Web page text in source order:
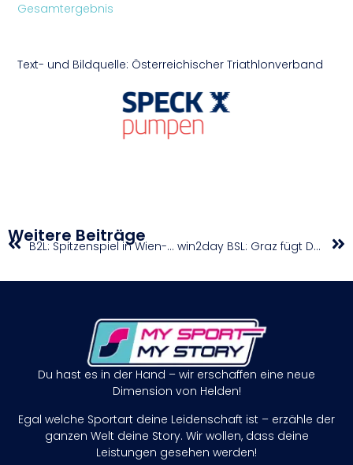
Gesamtergebnis
Text- und Bildquelle: Österreichischer Triathlonverband
Weitere Beiträge B2L: Spitzenspiel in Wien-Donaustadt win2day BSL: Graz fügt Dukes die erste Saisonniederlage zu
Du hast es in der Hand – wir erschaffen eine neue
Dimension von Helden!
Egal welche Sportart deine Leidenschaft ist – erzähle der
ganzen Welt deine Story. Wir wollen, dass deine
Leistungen gesehen werden!